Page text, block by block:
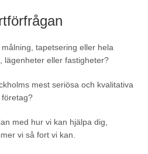
tapetsering eller hela
lägenheter eller fastigheter?
mest seriösa och kvalitativa
företag?
med hur vi kan hjälpa dig,
vi så fort vi kan.